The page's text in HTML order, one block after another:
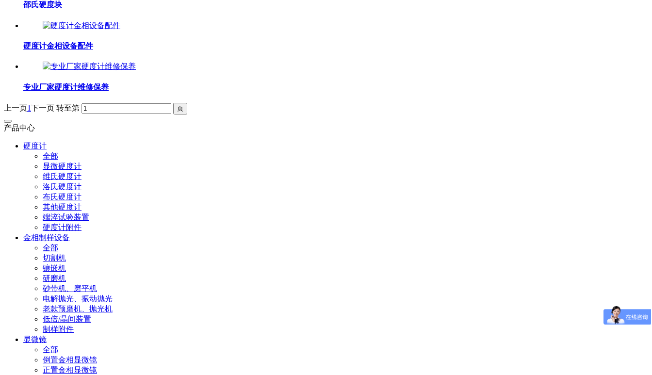
邵氏硬度块
硬度计金相设备配件
专业厂家硬度计维修保养
上一页1下一页 转至第
产品中心
硬度计
全部
显微硬度计
维氏硬度计
洛氏硬度计
布氏硬度计
其他硬度计
端淬试验装置
硬度计附件
金相制样设备
全部
切割机
镶嵌机
研磨机
砂带机、磨平机
电解抛光、振动抛光
老款预磨机、抛光机
低倍/晶间装置
制样附件
显微镜
全部
倒置金相显微镜
正置金相显微镜